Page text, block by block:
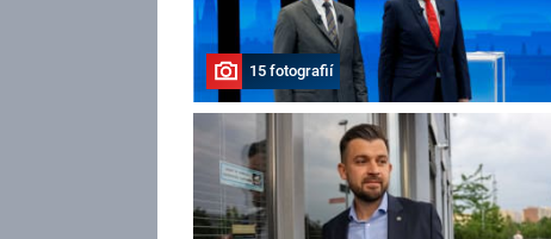
15 fotografií